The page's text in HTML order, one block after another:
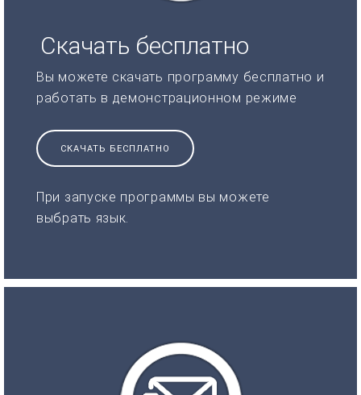
Скачать бесплатно
Вы можете скачать программу бесплатно и
работать в демонстрационном режиме
СКАЧАТЬ БЕСПЛАТНО
При запуске программы вы можете
выбрать язык.